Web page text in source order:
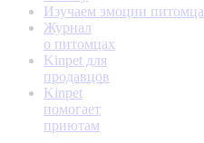
Изучаем эмоции питомца
Журнал
о питомцах
Kinpet для
продавцов
Kinpet
помогает
приютам